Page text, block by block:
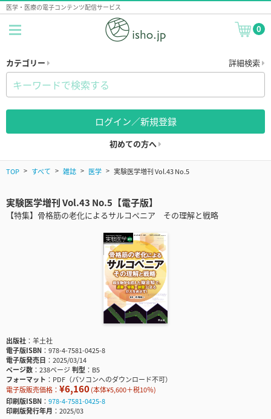
医学・医療の電子コンテンツ配信サービス
0
カテゴリー 詳細検索
ログイン／新規登録
初めての方へ
TOP すべて 雑誌 医学 実験医学増刊 Vol.43 No.5
実験医学増刊 Vol.43 No.5【電子版】
【特集】骨格筋の老化によるサルコペニア その理解と戦略
出版社
羊土社
電子版ISBN
978-4-7581-0425-8
電子版発売日
2025/03/14
ページ数
238ページ判型
B5
フォーマット
PDF（パソコンへのダウンロード不可）
電子版販売価格： ¥6,160(本体¥5,600＋税10％)
印刷版ISBN
978-4-7581-0425-8
印刷版発行年月
2025/03